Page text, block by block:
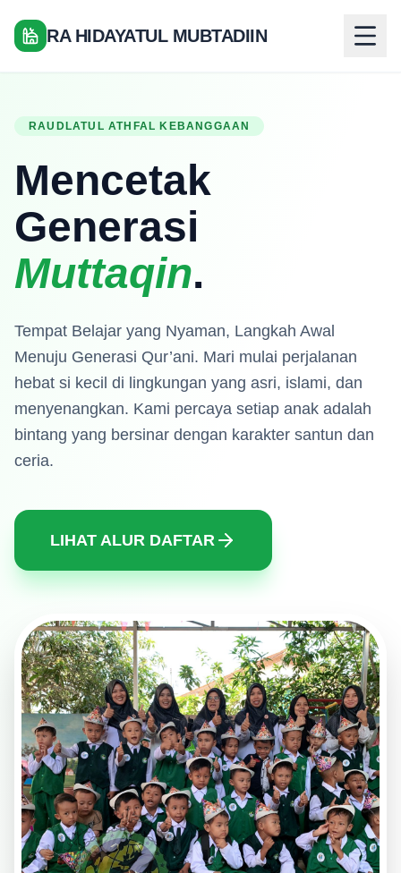
RA HIDAYATUL MUBTADIIN
RAUDLATUL ATHFAL KEBANGGAAN
Mencetak
Generasi
Muttaqin.
Tempat Belajar yang Nyaman, Langkah Awal
Menuju Generasi Qur’ani. Mari mulai perjalanan
hebat si kecil di lingkungan yang asri, islami, dan
menyenangkan. Kami percaya setiap anak adalah
bintang yang bersinar dengan karakter santun dan
ceria.
LIHAT ALUR DAFTAR